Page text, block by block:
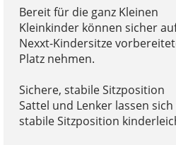
Bereit für die ganz Kleinen
Kleinkinder können sicher
Nexxt-Kindersitze
Platz nehmen.
Sichere, stabile Sitzposition
Sattel und Lenker lassen
stabile Sitzposition